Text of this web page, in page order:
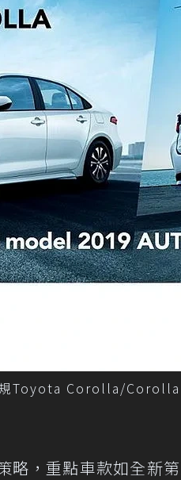
規Toyota Corolla/
略，重點車款如全新